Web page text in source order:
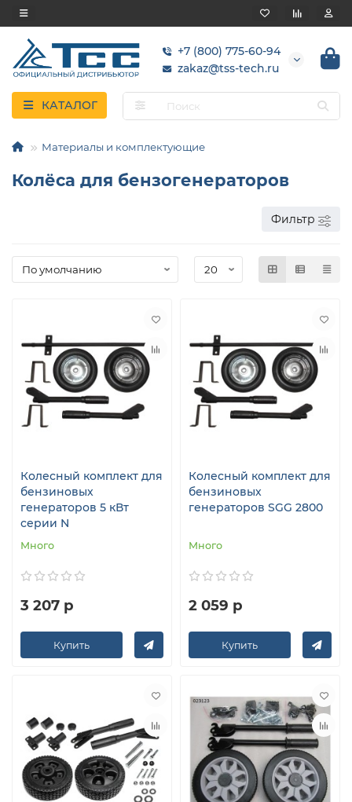
+7 (800) 775-60-94
zakaz@tss-tech.ru
КАТАЛОГ
Материалы и комплектующие
Колёса для бензогенераторов
Фильтр
Колесный комплект для
бензиновых
генераторов 5 кВт
серии N
Много
3 207 р
Купить
Колесный комплект для
бензиновых
генераторов SGG 2800
Много
2 059 р
Купить